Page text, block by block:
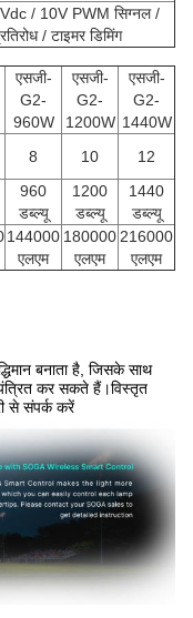
/ 10V PWM सिग्नल /
/ टाइमर डिमिंग
एसजी-
G2-
960W
एसजी-
G2-
1200W
एसजी-
G2-
1440W
8 10 12
960
डब्ल्यू
1200
डब्ल्यू
1440
डब्ल्यू
144000
एलएम
180000
एलएम
216000
एलएम
बनाता है, जिसके साथ
कर सकते हैं।विस्तृत
से संपर्क करें